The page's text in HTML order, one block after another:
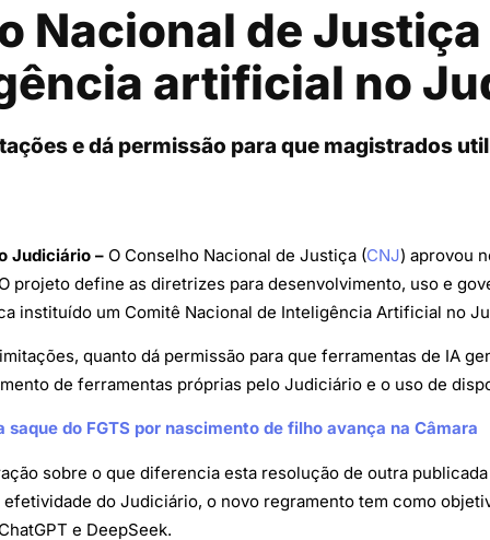
Nacional de
artificial no
e dá permissão para que magistrados
Judiciário – O Conselho Nacional de Justiça (CNJ) aprovou
projeto define as diretrizes para desenvolvimento, uso e
instituído um Comitê Nacional de Inteligência Artificial no
quanto dá permissão para que ferramentas de IA
de ferramentas próprias pelo Judiciário e o uso de
saque do FGTS por nascimento de filho avança na Câmara
sobre o que diferencia esta resolução de outra
do Judiciário, o novo regramento tem como
e DeepSeek.